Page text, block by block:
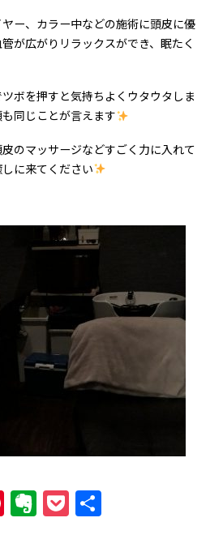
ー、カラー中などの施術に頭皮に優
が広がりリラックスができ、眠たく
ボを押すと気持ちよくウタウタしま
同じことが言えます
のマッサージなどすごく力に入れて
に来てください
Pinterest
Evernote
Pocket